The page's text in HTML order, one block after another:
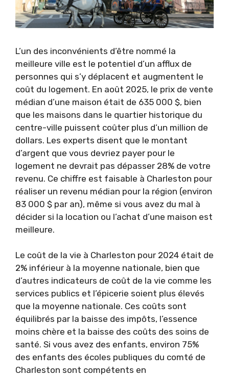
L’un des inconvénients d’être nommé la
meilleure ville est le potentiel d’un afflux de
personnes qui s’y déplacent et augmentent le
coût du logement. En août 2025, le prix de vente
médian d’une maison était de 635 000 $, bien
que les maisons dans le quartier historique du
centre-ville puissent coûter plus d’un million de
dollars. Les experts disent que le montant
d’argent que vous devriez payer pour le
logement ne devrait pas dépasser 28% de votre
revenu. Ce chiffre est faisable à Charleston pour
réaliser un revenu médian pour la région (environ
83 000 $ par an), même si vous avez du mal à
décider si la location ou l’achat d’une maison est
meilleure.
Le coût de la vie à Charleston pour 2024 était de
2% inférieur à la moyenne nationale, bien que
d’autres indicateurs de coût de la vie comme les
services publics et l’épicerie soient plus élevés
que la moyenne nationale. Ces coûts sont
équilibrés par la baisse des impôts, l’essence
moins chère et la baisse des coûts des soins de
santé. Si vous avez des enfants, environ 75%
des enfants des écoles publiques du comté de
Charleston sont compétents en